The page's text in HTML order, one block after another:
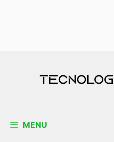
MENU